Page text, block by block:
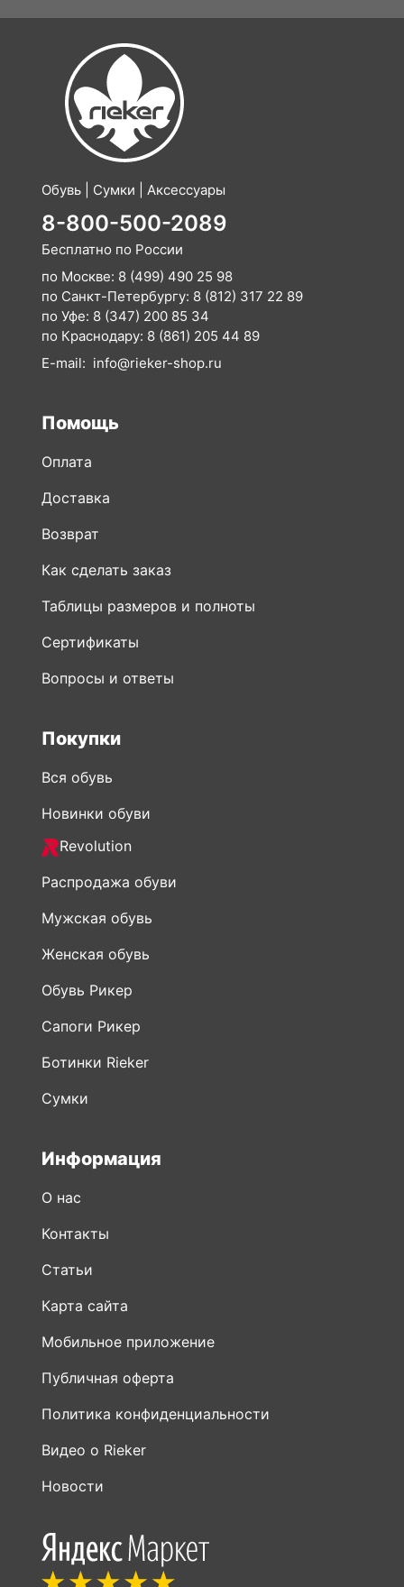
Обувь | Сумки | Аксессуары
8-800-500-2089
Бесплатно по России
по Москве: 8 (499) 490 25 98
по Санкт-Петербургу: 8 (812) 317 22 89
по Уфе: 8 (347) 200 85 34
по Краснодару: 8 (861) 205 44 89
E-mail: info@rieker-shop.ru
Помощь
Оплата
Доставка
Возврат
Как сделать заказ
Таблицы размеров и полноты
Сертификаты
Вопросы и ответы
Покупки
Вся обувь
Новинки обуви
Revolution
Распродажа обуви
Мужская обувь
Женская обувь
Обувь Рикер
Сапоги Рикер
Ботинки Rieker
Сумки
Информация
О нас
Контакты
Статьи
Карта сайта
Мобильное приложение
Публичная оферта
Политика конфиденциальности
Видео о Rieker
Новости